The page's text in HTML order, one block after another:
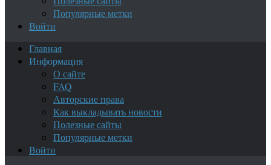
Популярные метки
Войти
Главная
Информация
О сайте
FAQ
Авторские права
Как выкладывать новости
Полезные сайты
Популярные метки
Войти